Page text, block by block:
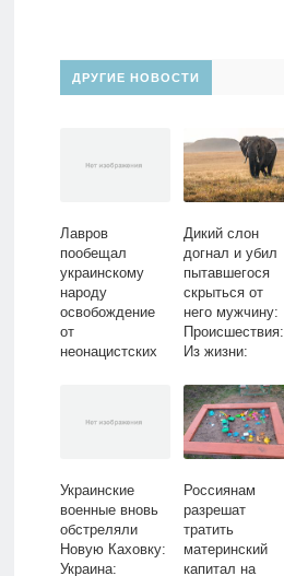
ДРУГИЕ НОВОСТИ
Лавров
пообещал
украинскому
народу
освобождение
от
неонацистских
Дикий слон
догнал и убил
пытавшегося
скрыться от
него мужчину:
Происшествия:
Из жизни:
Украинские
военные вновь
обстреляли
Новую Каховку:
Украина:
Россиянам
разрешат
тратить
материнский
капитал на